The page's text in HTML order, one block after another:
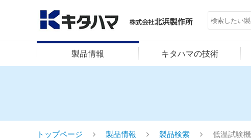
製品情報 キタハマの技術
トップページ 製品情報 製品検索 低温試験機